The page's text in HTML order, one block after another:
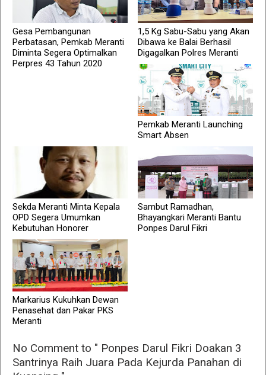
Gesa Pembangunan
Perbatasan, Pemkab Meranti
Diminta Segera Optimalkan
Perpres 43 Tahun 2020
1,5 Kg Sabu-Sabu yang Akan
Dibawa ke Balai Berhasil
Digagalkan Polres Meranti
Pemkab Meranti Launching
Smart Absen
Sekda Meranti Minta Kepala
OPD Segera Umumkan
Kebutuhan Honorer
Sambut Ramadhan,
Bhayangkari Meranti Bantu
Ponpes Darul Fikri
Markarius Kukuhkan Dewan
Penasehat dan Pakar PKS
Meranti
No Comment to " Ponpes Darul Fikri Doakan 3
Santrinya Raih Juara Pada Kejurda Panahan di